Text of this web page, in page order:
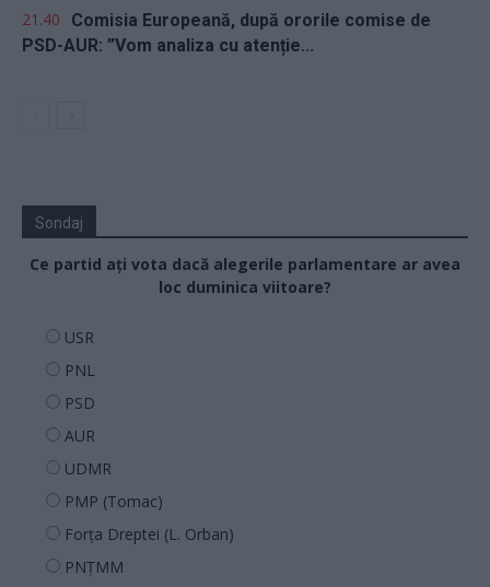
21.40
Comisia Europeană, după ororile comise de
PSD-AUR: ”Vom analiza cu atenție...
Sondaj
Ce partid ați vota dacă alegerile parlamentare ar avea
loc duminica viitoare?
USR
PNL
PSD
AUR
UDMR
PMP (Tomac)
Forța Dreptei (L. Orban)
PNȚMM